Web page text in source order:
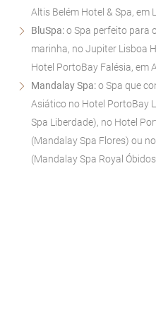
Altis Belém Hotel & Spa, em
BluSpa:o Spa perfeito para
marinha, no Jupiter Lisboa
Hotel PortoBay Falésia, em
Mandalay Spa:o Spa que
Asiático no Hotel PortoBay
Spa Liberdade), no Hotel
(Mandalay Spa Flores) ou
(Mandalay Spa Royal